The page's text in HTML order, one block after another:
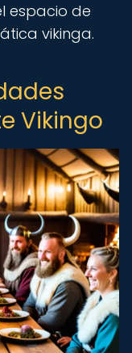
espacio de
vikinga.
Vikingo